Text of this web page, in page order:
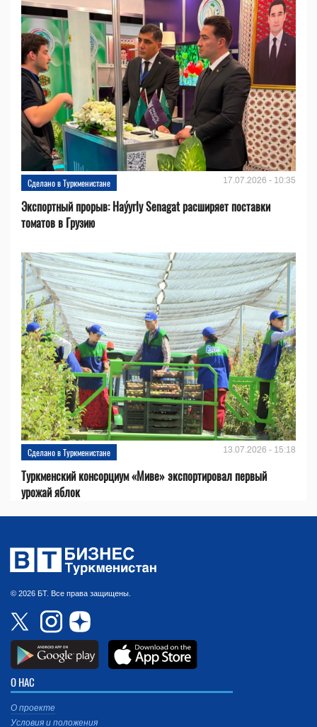
Сделано в Туркменистане 17.07.2026 - 10:35
Экспортный прорыв: Haýyrly Senagat расширяет поставки
томатов в Грузию
Сделано в Туркменистане 13.07.2026 - 15:18
Туркменский консорциум «Миве» экспортировал первый
урожай яблок
© 2026 БТ. Все права защищены.
О НАС
О проекте
Условия и положения